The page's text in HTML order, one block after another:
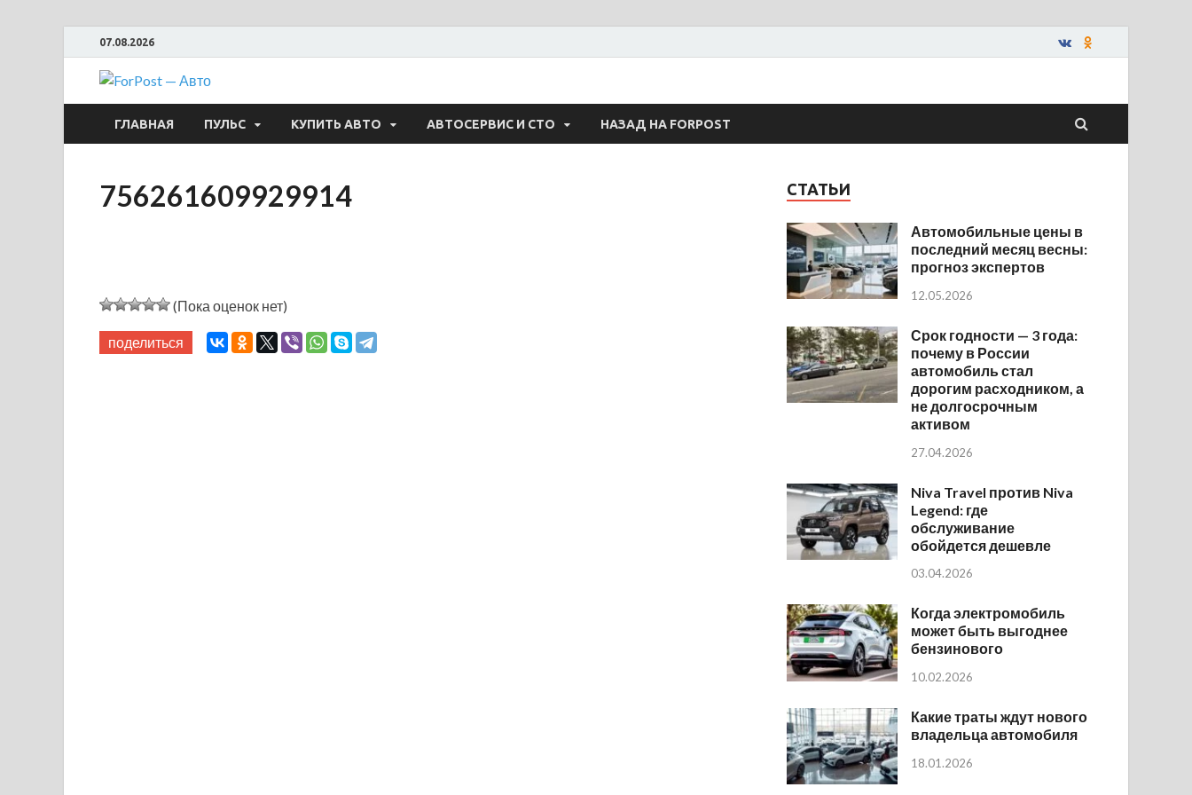
07.08.2026
ForPost — Авто
ГЛАВНАЯ ПУЛЬС КУПИТЬ АВТО АВТОСЕРВИС И СТО НАЗАД НА FORPOST
756261609929914
(Пока оценок нет)
поделиться
СТАТЬИ
Автомобильные цены в
последний месяц весны:
прогноз экспертов
12.05.2026
Срок годности — 3 года:
почему в России
автомобиль стал
дорогим расходником, а
не долгосрочным
активом
27.04.2026
Niva Travel против Niva
Legend: где
обслуживание
обойдется дешевле
03.04.2026
Когда электромобиль
может быть выгоднее
бензинового
10.02.2026
Какие траты ждут нового
владельца автомобиля
18.01.2026